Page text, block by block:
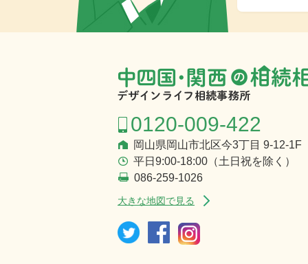
0120-009-422
岡山県岡山市北区今3丁目 9-12-1F
平日9:00-18:00（土日祝を除く）
086-259-1026
大きな地図で見る